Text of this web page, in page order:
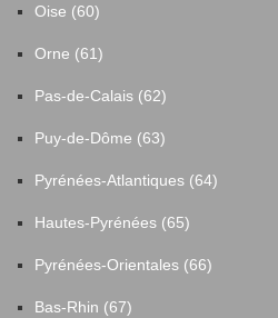
Oise (60)
Orne (61)
Pas-de-Calais (62)
Puy-de-Dôme (63)
Pyrénées-Atlantiques (64)
Hautes-Pyrénées (65)
Pyrénées-Orientales (66)
Bas-Rhin (67)